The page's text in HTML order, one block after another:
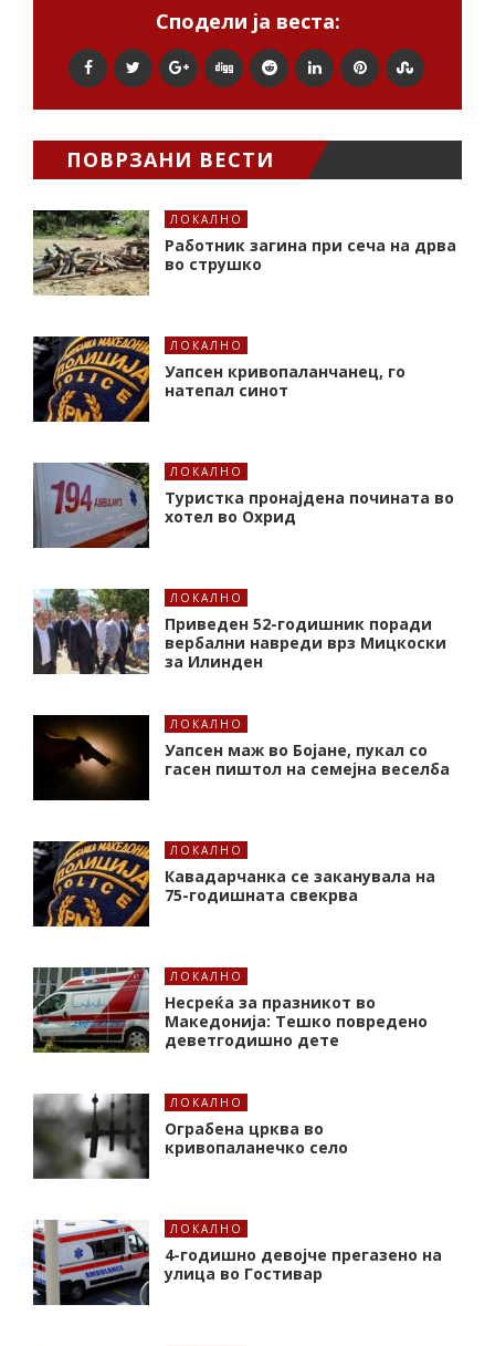
Сподели ја веста:
ПОВРЗАНИ ВЕСТИ
ЛОКАЛНО
Работник загина при сеча на дрва
во струшко
ЛОКАЛНО
Уапсен кривопаланчанец, го
натепал синот
ЛОКАЛНО
Туристка пронајдена почината во
хотел во Охрид
ЛОКАЛНО
Приведен 52-годишник поради
вербални навреди врз Мицкоски
за Илинден
ЛОКАЛНО
Уапсен маж во Бојане, пукал со
гасен пиштол на семејна веселба
ЛОКАЛНО
Кавадарчанка се заканувала на
75-годишната свекрва
ЛОКАЛНО
Несреќа за празникот во
Македонија: Тешко повредено
деветгодишно дете
ЛОКАЛНО
Ограбена црква во
кривопаланечко село
ЛОКАЛНО
4-годишно девојче прегазено на
улица во Гостивар